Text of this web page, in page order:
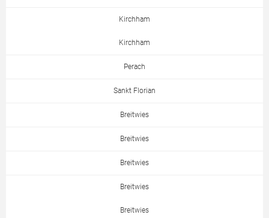
Kirchham
Kirchham
Perach
Sankt Florian
Breitwies
Breitwies
Breitwies
Breitwies
Breitwies